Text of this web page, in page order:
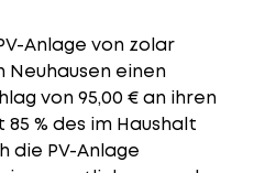
Anlage von zolar
Neuhausen einen
von 95,00 € an ihren
% des im Haushalt
die PV-Anlage